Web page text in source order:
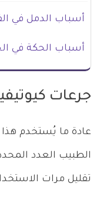
أسباب الدمل في
أسباب الحكة في
جرعات
عادة ما يُستخدم هذا
الطبيب العدد
تقليل مرات